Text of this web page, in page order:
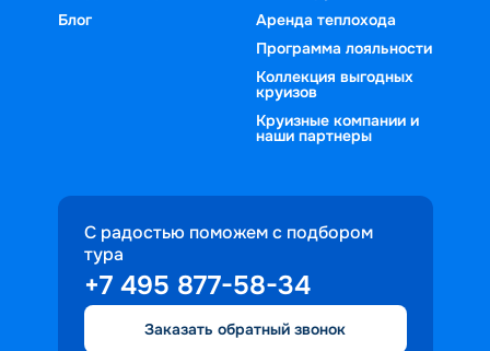
Блог
Аренда теплохода
Программа лояльности
Коллекция выгодных
круизов
Круизные компании и
наши партнеры
С радостью поможем с подбором
тура
+7 495 877-58-34
Заказать обратный звонок